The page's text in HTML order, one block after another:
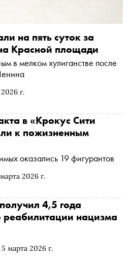
г.
на пять суток за
Красной площади
в мелком хулиганстве после
2026 г.
в «Крокус Сити
к пожизненным
оказались 19 фигурантов
5 марта 2026 г.
4,5 года
нацизма